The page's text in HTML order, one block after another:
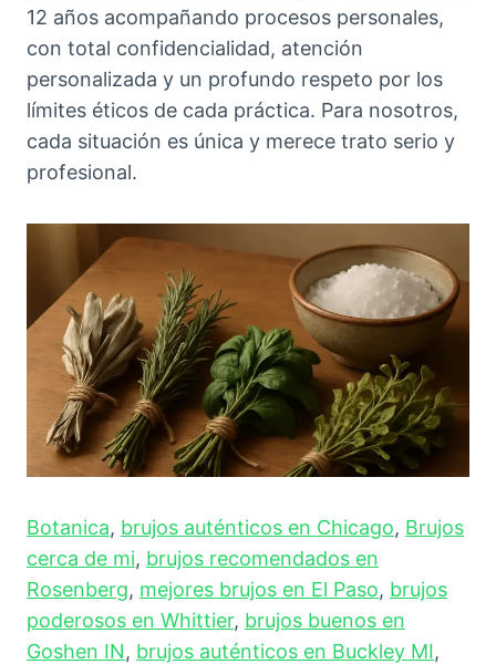
12 años acompañando procesos personales,
con total confidencialidad, atención
personalizada y un profundo respeto por los
límites éticos de cada práctica. Para nosotros,
cada situación es única y merece trato serio y
profesional.
Botanica, brujos auténticos en Chicago, Brujos
cerca de mi, brujos recomendados en
Rosenberg, mejores brujos en El Paso, brujos
poderosos en Whittier, brujos buenos en
Goshen IN, brujos auténticos en Buckley MI,